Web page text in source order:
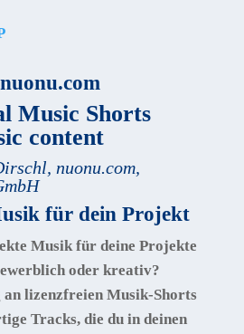
Music Shorts
content
, nuonu.com,
für dein Projekt
Musik für deine Projekte
oder kreativ?
an lizenzfreien Musik-Shorts
Tracks, die du in deinen